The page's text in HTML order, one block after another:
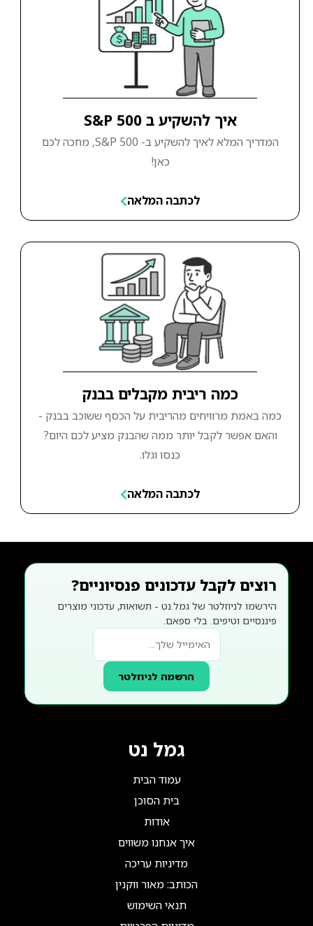
איך להשקיע ב S&P 500
המדריך המלא לאיך להשקיע ב- S&P 500, מחכה לכם
כאן!
לכתבה המלאה
כמה ריבית מקבלים בבנק
כמה באמת מרוויחים מהריבית על הכסף ששוכב בבנק -
והאם אפשר לקבל יותר ממה שהבנק מציע לכם היום?
כנסו וגלו.
לכתבה המלאה
רוצים לקבל עדכונים פנסיוניים?
הירשמו לניוזלטר של גמל.נט - תשואות, עדכוני מוצרים
פיננסיים וטיפים. בלי ספאם.
הרשמה לניוזלטר
גמל נט
עמוד הבית
בית הסוכן
אודות
איך אנחנו משווים
מדיניות עריכה
הכותב: מאור ווקנין
תנאי השימוש